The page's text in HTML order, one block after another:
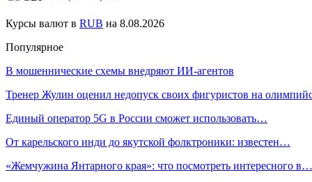
Курсы валют в RUB на 8.08.2026
Популярное
В мошеннические схемы внедряют ИИ-агентов
Тренер Жулин оценил недопуск своих фигуристов на
Единый оператор 5G в России сможет использовать…
От карельского инди до якутской фолктроники: известен…
«Жемчужина Янтарного края»: что посмотреть интересного в…